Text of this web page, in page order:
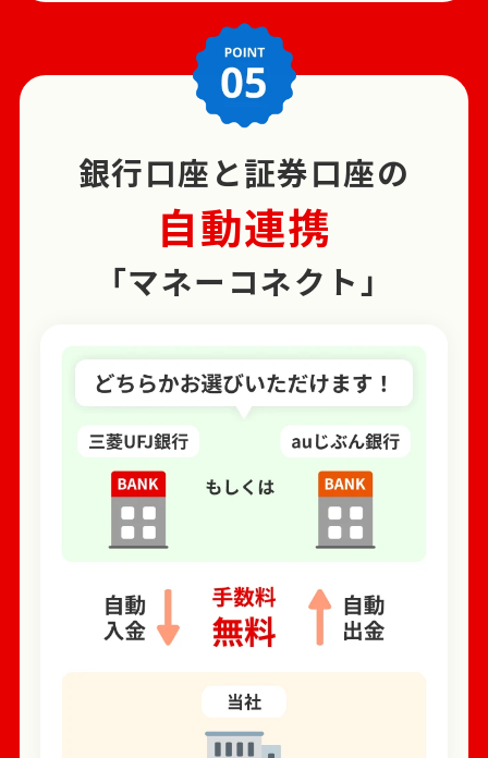
銀行口座と証券口座の
自動連携
「マネーコネクト」